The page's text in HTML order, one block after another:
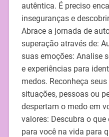
autêntica. É preciso
inseguranças e
Abrace a jornada de
superação através de:
suas emoções: Analise
e experiências para
medos. Reconheça
situações, pessoas ou
despertam o medo em
valores: Descubra o
para você na vida para